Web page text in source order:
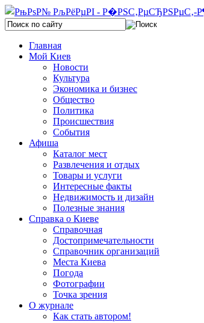
Главная
Мой Киев
Новости
Культура
Экономика и бизнес
Общество
Политика
Происшествия
События
Афиша
Каталог мест
Развлечения и отдых
Товары и услуги
Интересные факты
Недвижимость и дизайн
Полезные знания
Справка о Киеве
Справочная
Достопримечательности
Справочник организаций
Места Киева
Погода
Фотографии
Точка зрения
О журнале
Как стать автором!